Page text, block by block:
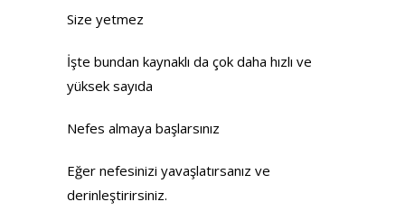
Size yetmez
İşte bundan kaynaklı da çok daha hızlı ve
yüksek sayıda
Nefes almaya başlarsınız
Eğer nefesinizi yavaşlatırsanız ve
derinleştirirsiniz.